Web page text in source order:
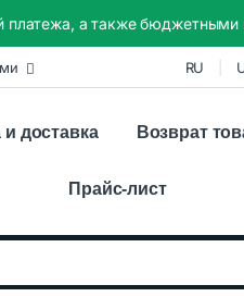
RU
доставка Возврат
Прайс-лист
а также бюджетными